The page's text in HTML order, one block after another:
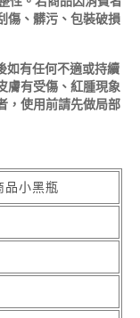
傷、髒污、包裝破損
如有任何不適或持續
膚有受傷、紅腫現象
，使用前請先做局部
品小黑瓶